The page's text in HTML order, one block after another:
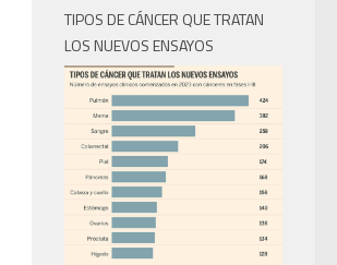
TIPOS DE CÁNCER QUE TRATAN
LOS NUEVOS ENSAYOS